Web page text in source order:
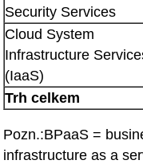
Security Services
Cloud System
Infrastructure
(IaaS)
Trh celkem
Pozn.:BPaaS =
infrastructure as a